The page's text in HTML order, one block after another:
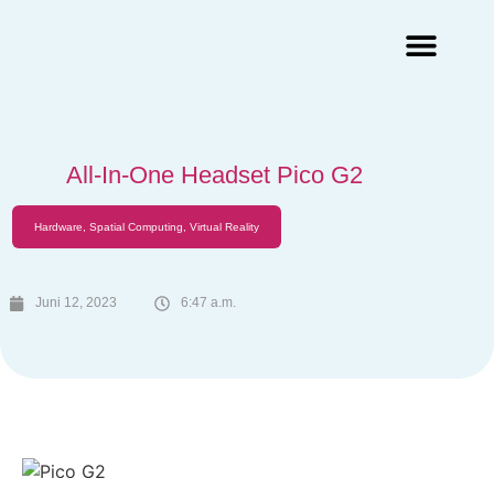
All-In-One Headset Pico G2
Hardware Spatial Computing Virtual Reality
Juni 12, 2023 6:47 a.m.